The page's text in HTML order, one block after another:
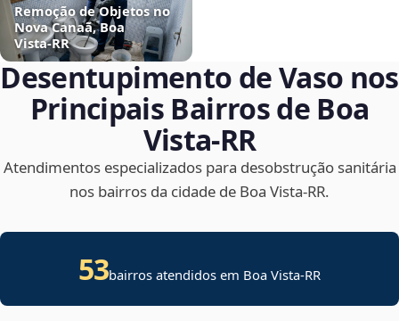
Remoção de Objetos no
Nova Canaã, Boa
Vista‑RR
Desentupimento de Vaso nos
Principais Bairros de Boa
Vista‑RR
Atendimentos especializados para desobstrução sanitária
nos bairros da cidade de Boa Vista‑RR.
53bairros atendidos em Boa Vista-RR